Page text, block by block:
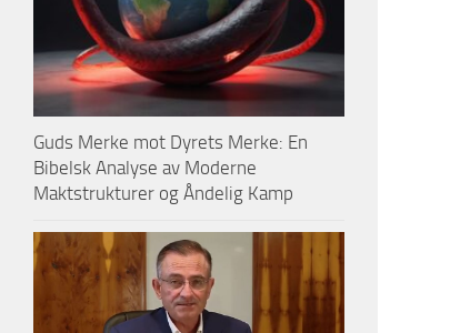
Guds Merke mot Dyrets Merke: En
Bibelsk Analyse av Moderne
Maktstrukturer og Åndelig Kamp